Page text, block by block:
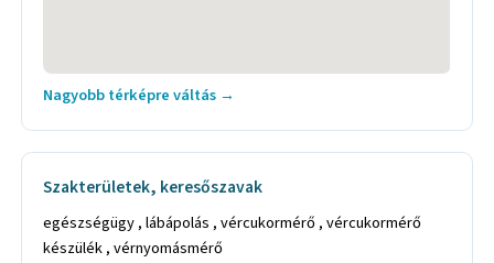
Nagyobb térképre váltás →
Szakterületek, keresőszavak
egészségügy , lábápolás , vércukormérő , vércukormérő
készülék , vérnyomásmérő